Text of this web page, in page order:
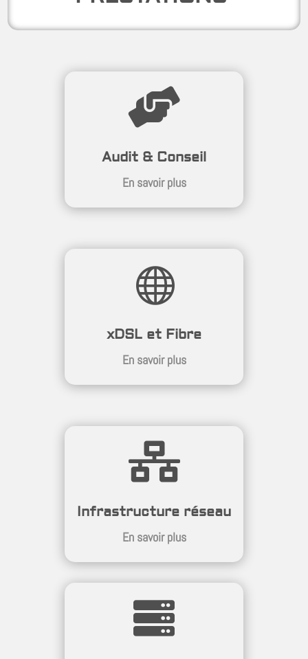

Audit & Conseil
En savoir plus

xDSL et Fibre
En savoir plus

Infrastructure réseau
En savoir plus
